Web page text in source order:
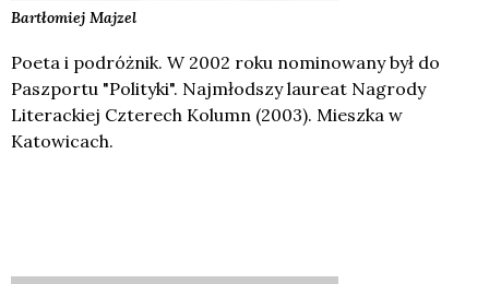
Bartłomiej Majzel
Poeta i podróżnik. W 2002 roku nominowany był do
Paszportu "Polityki". Najmłodszy laureat Nagrody
Literackiej Czterech Kolumn (2003). Mieszka w
Katowicach.